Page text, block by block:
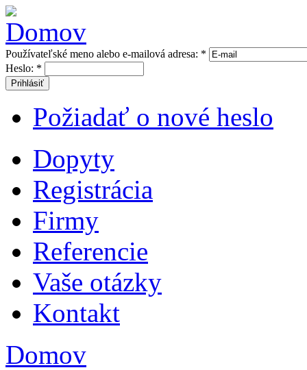
Používateľské meno alebo e-mailová adresa: *
Heslo: *
Prihlásiť
Požiadať o nové heslo
Dopyty
Registrácia
Firmy
Referencie
Vaše otázky
Kontakt
Domov